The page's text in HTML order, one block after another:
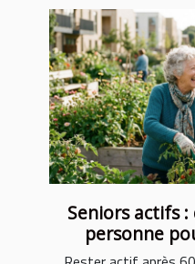
Seniors actifs :
personne